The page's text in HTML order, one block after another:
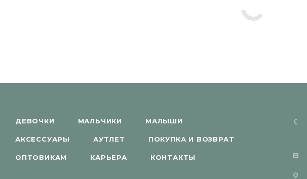
ДЕВОЧКИ МАЛЬЧИКИ МАЛЫШИ
АКСЕССУАРЫ АУТЛЕТ ПОКУПКА И ВОЗВРАТ
ОПТОВИКАМ КАРЬЕРА КОНТАКТЫ